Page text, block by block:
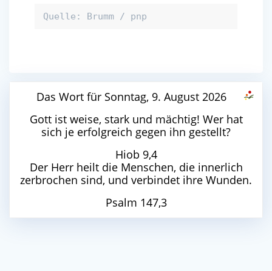
Quelle: Brumm / pnp
Das Wort für Sonntag, 9. August 2026
Gott ist weise, stark und mächtig! Wer hat
sich je erfolgreich gegen ihn gestellt?
Hiob 9,4
Der Herr heilt die Menschen, die innerlich
zerbrochen sind, und verbindet ihre Wunden.
Psalm 147,3